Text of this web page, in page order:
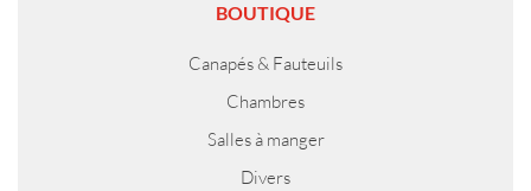
BOUTIQUE
Canapés & Fauteuils
Chambres
Salles à manger
Divers